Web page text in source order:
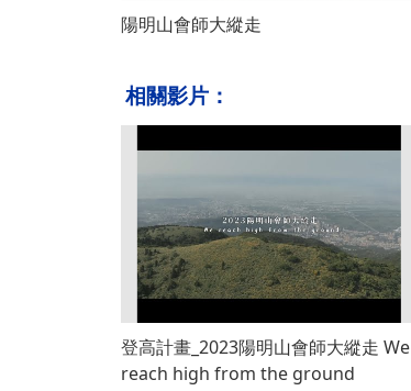
陽明山會師大縱走
相關影片：
登高計畫_2023陽明山會師大縱走 We
reach high from the ground